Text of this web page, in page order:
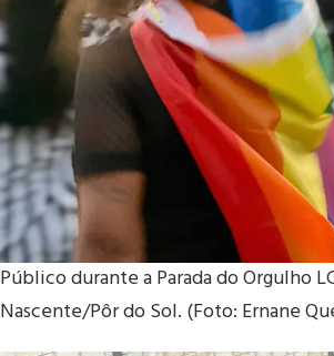
Público durante a Parada do Orgulho
Nascente/Pôr do Sol. (Foto: Ernane